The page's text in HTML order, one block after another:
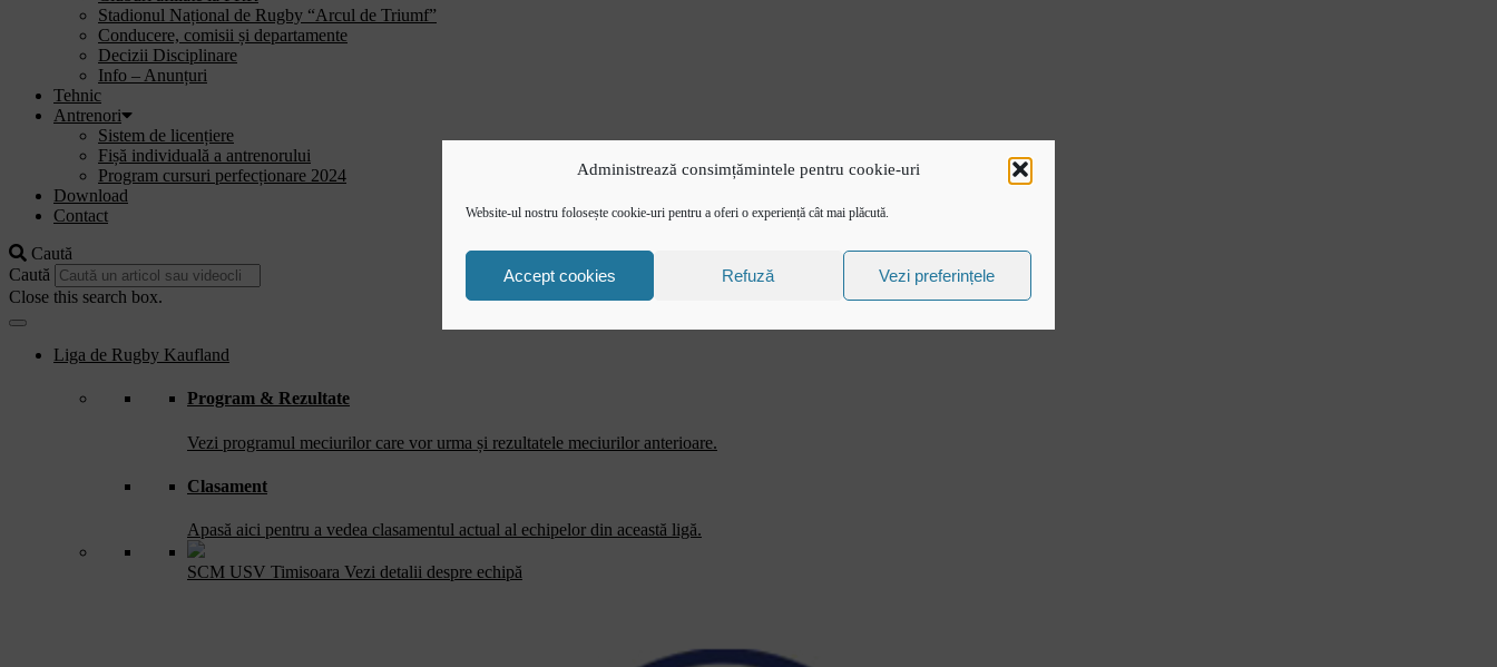
Administrează consimțămintele pentru cookie-uri
Website-ul nostru folosește cookie-uri pentru a oferi o experiență cât mai plăcută.
Accept cookies Refuză Vezi preferințele
Stadionul Național de Rugby “Arcul de Triumf”
Conducere, comisii și departamente
Decizii Disciplinare
Info – Anunțuri
Tehnic
Antrenori
Sistem de licențiere
Fișă individuală a antrenorului
Program cursuri perfecționare 2024
Download
Contact
Caută
Caută
Close this search box.
Liga de Rugby Kaufland
Program & Rezultate
Vezi programul meciurilor care vor urma și rezultatele meciurilor anterioare.
Clasament
Apasă aici pentru a vedea clasamentul actual al echipelor din această ligă.
SCM USV Timisoara Vezi detalii despre echipă